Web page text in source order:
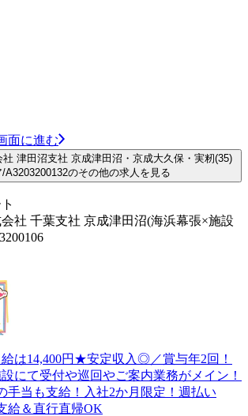
面に進む
津田沼支社 京成津田沼・京成大久保・実籾(35)
/A3203200132のその他の求人を見る
社 千葉支社 京成津田沼(海浜幕張×施設
は14,400円★安定収入◎／賞与年2回！
にて受付や巡回やご案内業務がメイン！
手当も支給！入社2か月限定！週払い
給＆直行直帰OK